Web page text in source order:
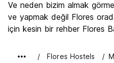
Ve neden bizim almak
ve yapmak değil Flores
için kesin bir rehber Flores
Flores Hostels